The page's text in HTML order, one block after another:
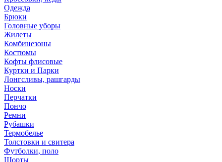
Одежда
Брюки
Головные уборы
Жилеты
Комбинезоны
Костюмы
Кофты флисовые
Куртки и Парки
Лонгсливы, рашгарды
Носки
Перчатки
Пончо
Ремни
Рубашки
Термобелье
Толстовки и свитера
Футболки, поло
Шорты